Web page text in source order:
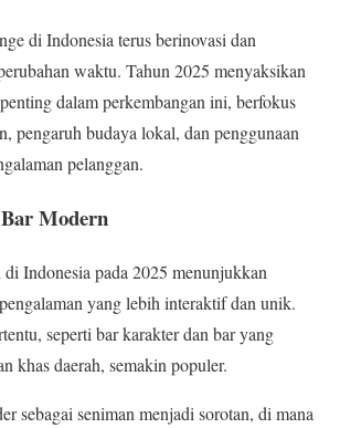
di Indonesia terus berinovasi dan
waktu. Tahun 2025 menyaksikan
dalam perkembangan ini, berfokus
pengaruh budaya lokal, dan penggunaan
pelanggan.
Modern
Indonesia pada 2025 menunjukkan
yang lebih interaktif dan unik.
seperti bar karakter dan bar yang
khas daerah, semakin populer.
sebagai seniman menjadi sorotan, di mana